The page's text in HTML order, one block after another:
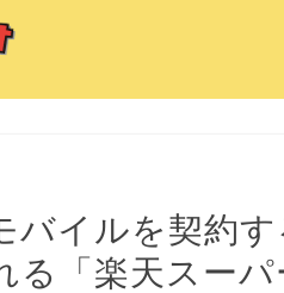
バイルを契約
る「楽天スー